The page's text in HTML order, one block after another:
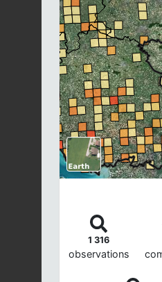
1 316
observations